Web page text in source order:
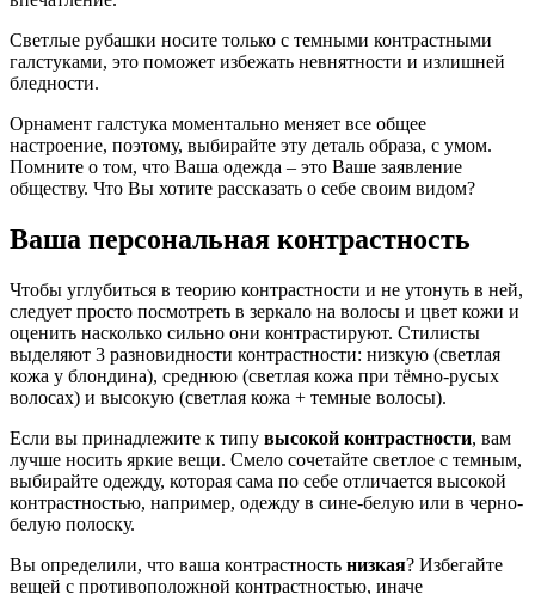
Светлые рубашки носите только с темными контрастными
галстуками, это поможет избежать невнятности и излишней
бледности.
Орнамент галстука моментально меняет все общее
настроение, поэтому, выбирайте эту деталь образа, с умом.
Помните о том, что Ваша одежда – это Ваше заявление
обществу. Что Вы хотите рассказать о себе своим видом?
Ваша персональная контрастность
Чтобы углубиться в теорию контрастности и не утонуть в ней,
следует просто посмотреть в зеркало на волосы и цвет кожи и
оценить насколько сильно они контрастируют. Стилисты
выделяют 3 разновидности контрастности: низкую (светлая
кожа у блондина), среднюю (светлая кожа при тёмно-русых
волосах) и высокую (светлая кожа + темные волосы).
Если вы принадлежите к типу высокой контрастности, вам
лучше носить яркие вещи. Смело сочетайте светлое с темным,
выбирайте одежду, которая сама по себе отличается высокой
контрастностью, например, одежду в сине-белую или в черно-
белую полоску.
Вы определили, что ваша контрастность низкая? Избегайте
вещей с противоположной контрастностью, иначе